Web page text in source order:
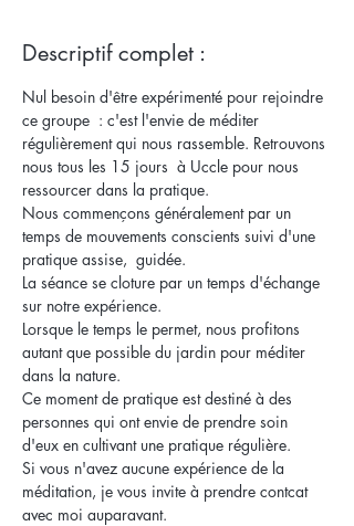
Descriptif complet :
Nul besoin d'être expérimenté pour rejoindre
ce groupe  : c'est l'envie de méditer
régulièrement qui nous rassemble. Retrouvons
nous tous les 15 jours  à Uccle pour nous
ressourcer dans la pratique.
Nous commençons généralement par un
temps de mouvements conscients suivi d'une
pratique assise,  guidée.
La séance se cloture par un temps d'échange
sur notre expérience.
Lorsque le temps le permet, nous profitons
autant que possible du jardin pour méditer
dans la nature.
Ce moment de pratique est destiné à des
personnes qui ont envie de prendre soin
d'eux en cultivant une pratique régulière.
Si vous n'avez aucune expérience de la
méditation, je vous invite à prendre contcat
avec moi auparavant.